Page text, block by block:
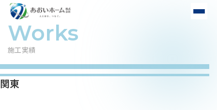
施工実績
関東